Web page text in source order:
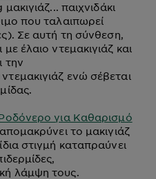
παιχνιδάκι
που ταλαιπωρεί
Σε αυτή τη σύνθεση,
έλαιο ντεμακιγιάζ και
την
ενώ σέβεται
για Καθαρισμό
το μακιγιάζ
στιγμή καταπραύνει
λάμψη τους.